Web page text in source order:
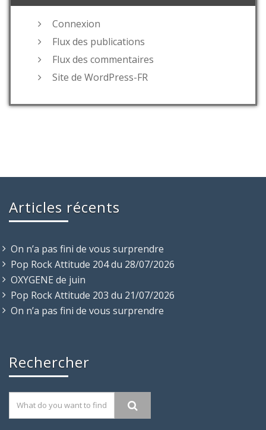
Connexion
Flux des publications
Flux des commentaires
Site de WordPress-FR
Articles récents
On n’a pas fini de vous surprendre
Pop Rock Attitude 204 du 28/07/2026
OXYGENE de juin
Pop Rock Attitude 203 du 21/07/2026
On n’a pas fini de vous surprendre
Rechercher